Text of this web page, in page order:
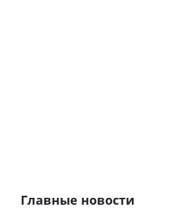
Главные новости